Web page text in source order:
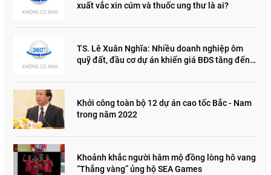
xuất vắc xin cúm và thuốc ung thư là ai?
TS. Lê Xuân Nghĩa: Nhiều doanh nghiệp ôm
quỹ đất, đầu cơ dự án khiến giá BĐS tăng đến
Khởi công toàn bộ 12 dự án cao tốc Bắc - Nam
trong năm 2022
Khoảnh khắc người hâm mộ đồng lòng hô vang
“Thắng vàng” ủng hộ SEA Games